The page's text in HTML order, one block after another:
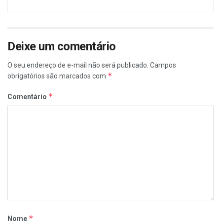
Deixe um comentário
O seu endereço de e-mail não será publicado. Campos
obrigatórios são marcados com *
Comentário *
Nome *